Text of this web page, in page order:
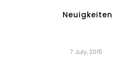
Neuigkeiten
7 July, 2015